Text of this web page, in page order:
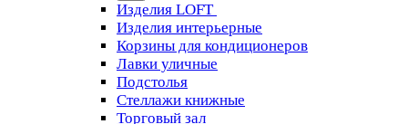
Изделия LOFT
Изделия интерьерные
Корзины для кондиционеров
Лавки уличные
Подстолья
Стеллажи книжные
Торговый зал